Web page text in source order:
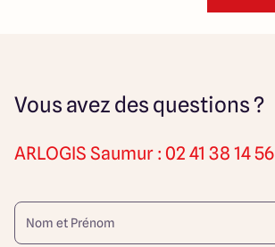
Vous avez des questions ?
ARLOGIS Saumur : 02 41 38 14 56